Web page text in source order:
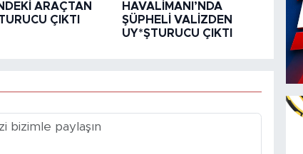
ARAÇTAN
ÇIKTI
HAVALİMANI’NDA
ŞÜPHELİ VALİZDEN
UY*ŞTURUCU ÇIKTI